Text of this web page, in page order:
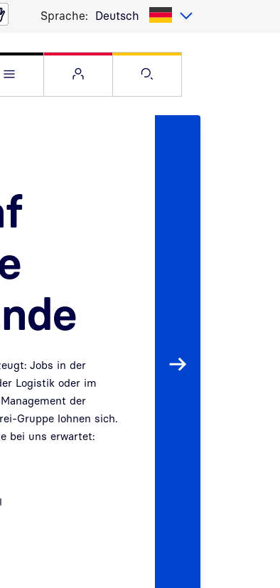
Sprache: Deutsch
Websitemenü öffnenService Menü öffnen
Suche öffnen
Jobs in der
Logistik oder im
der
Gruppe lohnen sich.
bei uns erwartet:
Weiter